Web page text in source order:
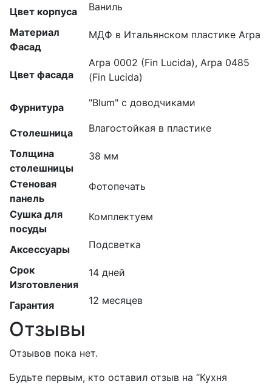
Цвет корпуса Ваниль
Материал
Фасад
МДФ в Итальянском пластике Arpa
Цвет фасада
Arpa 0002 (Fin Lucida), Arpa 0485
(Fin Lucida)
Фурнитура "Blum" с доводчиками
Столешница Влагостойкая в пластике
Толщина
столешницы
38 мм
Стеновая
панель
Фотопечать
Сушка для
посуды
Комплектуем
Аксессуары Подсветка
Срок
Изготовления
14 дней
Гарантия 12 месяцев
Отзывы
Отзывов пока нет.
Будьте первым, кто оставил отзыв на “Кухня